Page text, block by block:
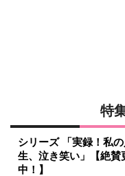
特
シリーズ 「実録！私の
生、泣き笑い」【絶賛
中！】